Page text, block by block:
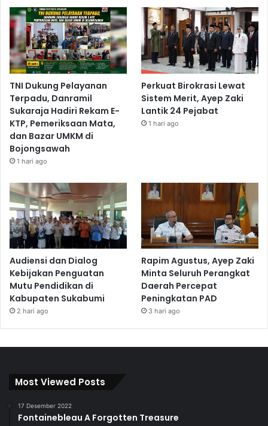
TNI Dukung Pelayanan
Terpadu, Danramil
Sukaraja Hadiri Rekam E-
KTP, Pemeriksaan Mata,
dan Bazar UMKM di
Bojongsawah
1 hari ago
Perkuat Birokrasi Lewat
Sistem Merit, Ayep Zaki
Lantik 24 Pejabat
1 hari ago
Audiensi dan Dialog
Kebijakan Penguatan
Mutu Pendidikan di
Kabupaten Sukabumi
2 hari ago
Rapim Agustus, Ayep Zaki
Minta Seluruh Perangkat
Daerah Percepat
Peningkatan PAD
3 hari ago
Most Viewed Posts
17 Desember 2022
Fontainebleau A Forgotten Treasure